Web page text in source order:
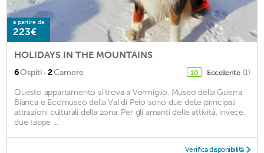
a partire da
223€
HOLIDAYS IN THE MOUNTAINS
6Ospiti · 2Camere 10 Eccellente (1)
Questo appartamento si trova a Vermiglio. Museo della Guerra
Bianca e Ecomuseo della Val di Peio sono due delle principali
attrazioni culturali della zona. Per gli amanti delle attività, invece,
due tappe ...
Verifica disponibilità